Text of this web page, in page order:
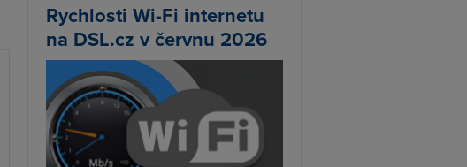
Rychlosti Wi-Fi internetu
na DSL.cz v červnu 2026